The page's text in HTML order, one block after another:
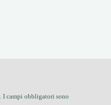
I campi obbligatori sono